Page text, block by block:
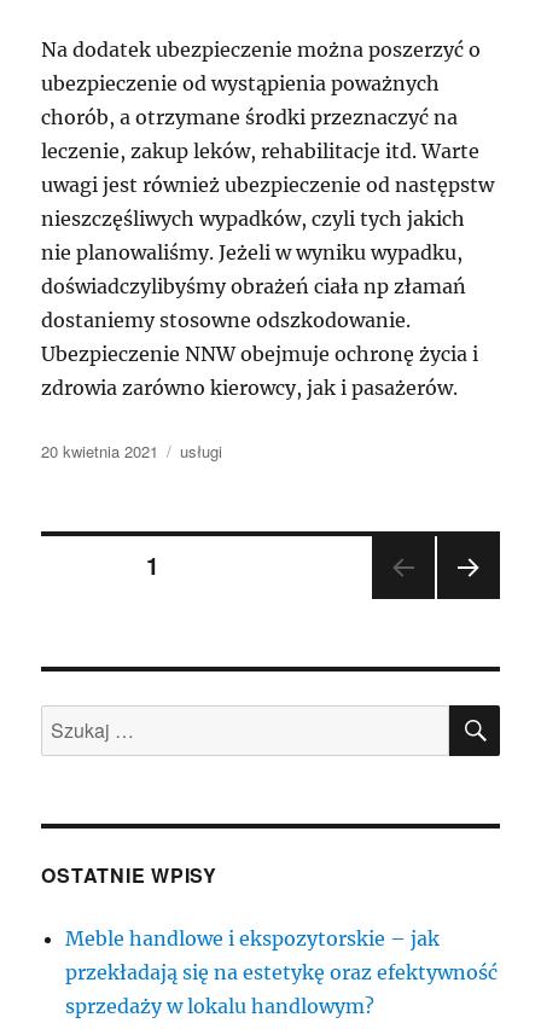
Na dodatek ubezpieczenie można poszerzyć o
ubezpieczenie od wystąpienia poważnych
chorób, a otrzymane środki przeznaczyć na
leczenie, zakup leków, rehabilitacje itd. Warte
uwagi jest również ubezpieczenie od następstw
nieszczęśliwych wypadków, czyli tych jakich
nie planowaliśmy. Jeżeli w wyniku wypadku,
doświadczylibyśmy obrażeń ciała np złamań
dostaniemy stosowne odszkodowanie.
Ubezpieczenie NNW obejmuje ochronę życia i
zdrowia zarówno kierowcy, jak i pasażerów.
Data
20 kwietnia 2021 Kategorie
usługi
Nawigacja
wpisach
STRONA1
STR
ONA
Szukaj:
OSTATNIE WPISY
Meble handlowe i ekspozytorskie – jak
przekładają się na estetykę oraz efektywność
sprzedaży w lokalu handlowym?